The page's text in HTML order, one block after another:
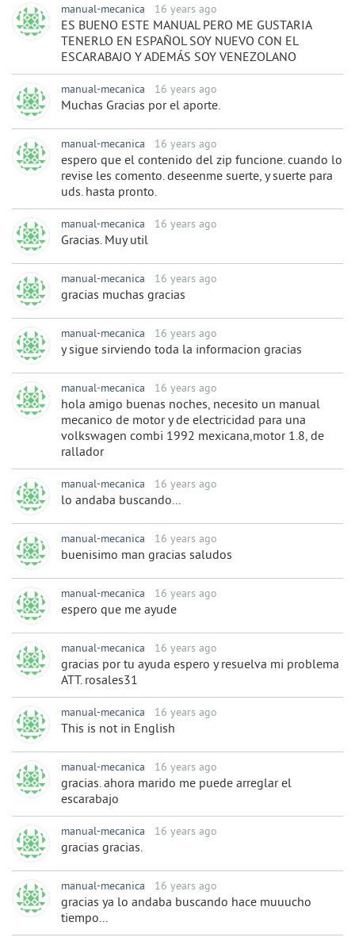
manual-mecanica 16 years ago
ES BUENO ESTE MANUAL PERO ME GUSTARIA
TENERLO EN ESPAÑOL SOY NUEVO CON EL
ESCARABAJO Y ADEMÁS SOY VENEZOLANO
manual-mecanica 16 years ago
Muchas Gracias por el aporte.
manual-mecanica 16 years ago
espero que el contenido del zip funcione. cuando lo
revise les comento. deseenme suerte, y suerte para
uds. hasta pronto.
manual-mecanica 16 years ago
Gracias. Muy util
manual-mecanica 16 years ago
gracias muchas gracias
manual-mecanica 16 years ago
y sigue sirviendo toda la informacion gracias
manual-mecanica 16 years ago
hola amigo buenas noches, necesito un manual
mecanico de motor y de electricidad para una
volkswagen combi 1992 mexicana,motor 1.8, de
rallador
manual-mecanica 16 years ago
lo andaba buscando...
manual-mecanica 16 years ago
buenisimo man gracias saludos
manual-mecanica 16 years ago
espero que me ayude
manual-mecanica 16 years ago
gracias por tu ayuda espero y resuelva mi problema
ATT. rosales31
manual-mecanica 16 years ago
This is not in English
manual-mecanica 16 years ago
gracias. ahora marido me puede arreglar el
escarabajo
manual-mecanica 16 years ago
gracias gracias.
manual-mecanica 16 years ago
gracias ya lo andaba buscando hace muuucho
tiempo...